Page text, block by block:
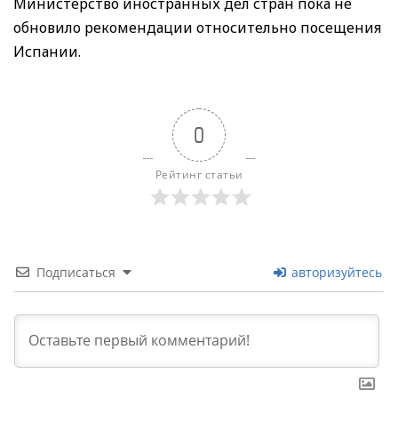
обновило рекомендации относительно посещения
Испании.
0
Рейтинг статьи
Подписаться авторизуйтесь